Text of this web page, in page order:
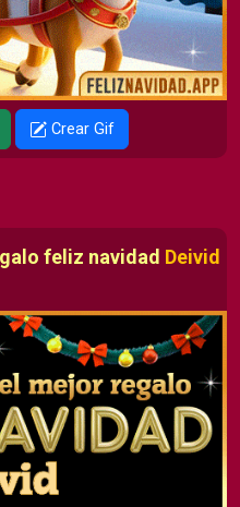
Crear Gif
feliz navidad Deivid